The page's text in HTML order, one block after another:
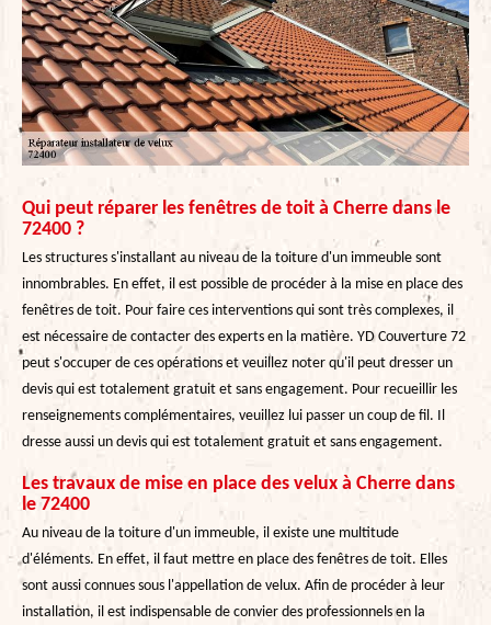
Qui peut réparer les fenêtres de toit à Cherre dans le
72400 ?
Les structures s'installant au niveau de la toiture d'un immeuble sont
innombrables. En effet, il est possible de procéder à la mise en place des
fenêtres de toit. Pour faire ces interventions qui sont très complexes, il
est nécessaire de contacter des experts en la matière. YD Couverture 72
peut s'occuper de ces opérations et veuillez noter qu'il peut dresser un
devis qui est totalement gratuit et sans engagement. Pour recueillir les
renseignements complémentaires, veuillez lui passer un coup de fil. Il
dresse aussi un devis qui est totalement gratuit et sans engagement.
Les travaux de mise en place des velux à Cherre dans
le 72400
Au niveau de la toiture d'un immeuble, il existe une multitude
d'éléments. En effet, il faut mettre en place des fenêtres de toit. Elles
sont aussi connues sous l'appellation de velux. Afin de procéder à leur
installation, il est indispensable de convier des professionnels en la